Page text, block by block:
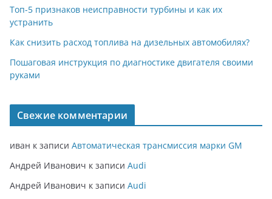
Топ-5 признаков неисправности турбины и как их
устранить
Как снизить расход топлива на дизельных автомобилях?
Пошаговая инструкция по диагностике двигателя своими
руками
Свежие комментарии
иван к записи Автоматическая трансмиссия марки GM
Андрей Иванович к записи Audi
Андрей Иванович к записи Audi